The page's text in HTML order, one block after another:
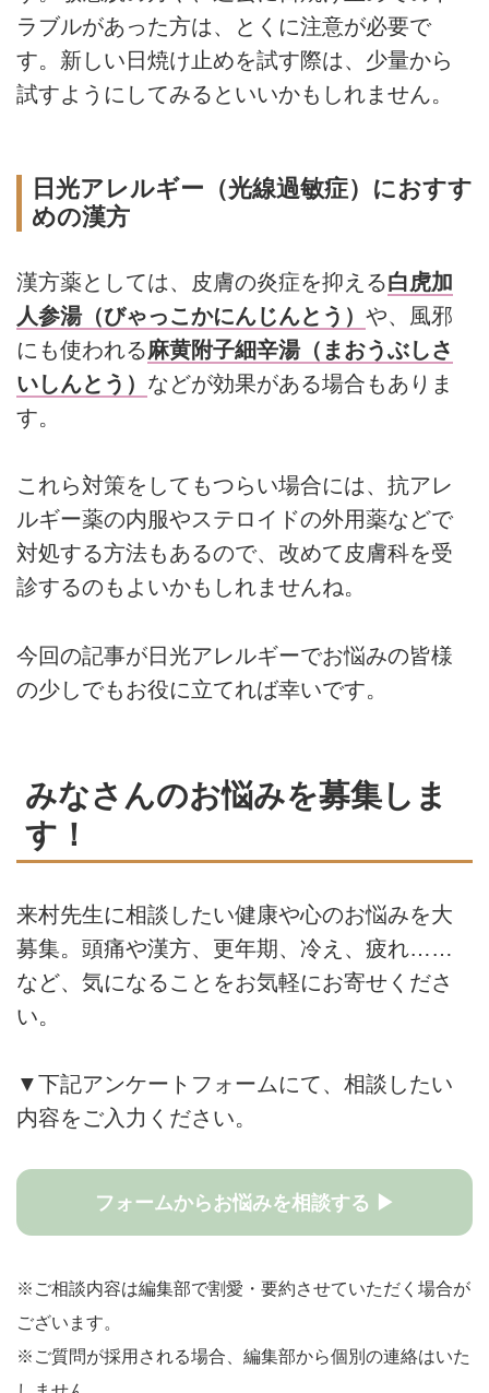
ラブルがあった方は、とくに注意が必要で
す。新しい日焼け止めを試す際は、少量から
試すようにしてみるといいかもしれません。
日光アレルギー（光線過敏症）におすす
めの漢方
漢方薬としては、皮膚の炎症を抑える白虎加
人参湯（びゃっこかにんじんとう） や、風邪
にも使われる麻黄附子細辛湯（まおうぶしさ
いしんとう） などが効果がある場合もありま
す。
これら対策をしてもつらい場合には、抗アレ
ルギー薬の内服やステロイドの外用薬などで
対処する方法もあるので、改めて皮膚科を受
診するのもよいかもしれませんね。
今回の記事が日光アレルギーでお悩みの皆様
の少しでもお役に立てれば幸いです。
みなさんのお悩みを募集しま
す！
来村先生に相談したい健康や心のお悩みを大
募集。頭痛や漢方、更年期、冷え、疲れ……
など、気になることをお気軽にお寄せくださ
い。
▼下記アンケートフォームにて、相談したい
内容をご入力ください。
フォームからお悩みを相談する ▶
※ご相談内容は編集部で割愛・要約させていただく場合が
ございます。
※ご質問が採用される場合、編集部から個別の連絡はいた